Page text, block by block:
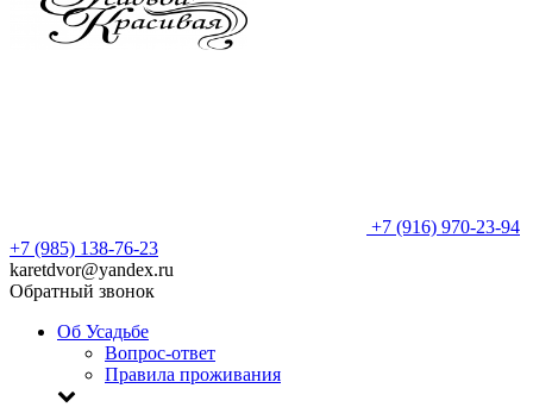
+7 (916) 970-23-94
+7 (985) 138-76-23
karetdvor@yandex.ru
Обратный звонок
Об Усадьбе
Вопрос-ответ
Правила проживания